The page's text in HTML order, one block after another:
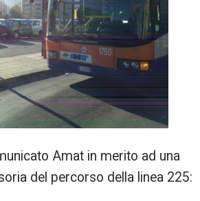
Amat in merito ad una
del percorso della linea 225: